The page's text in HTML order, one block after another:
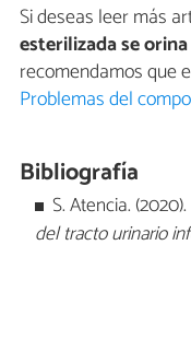
Si deseas leer más
esterilizada se
recomendamos que
Problemas del
Bibliografía
S. Atencia. (2020).
del tracto urinario